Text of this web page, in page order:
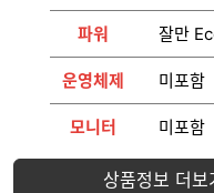
파워 잘만
운영체제 미포함
모니터 미포함
상품정보 더보